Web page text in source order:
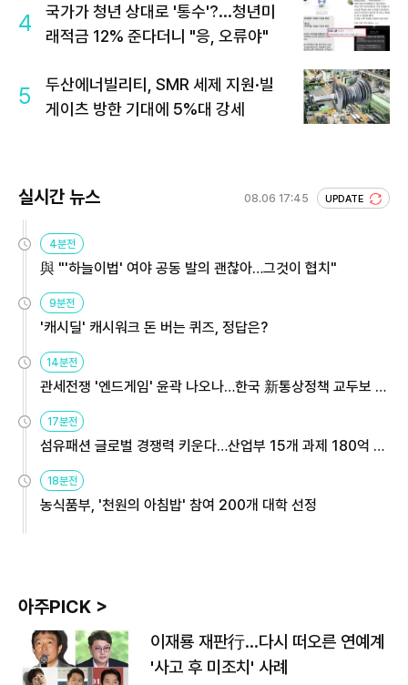
4
국가가 청년 상대로 '통수'?...청년미
래적금 12% 준다더니 "응, 오류야"
5
두산에너빌리티, SMR 세제 지원·빌
게이츠 방한 기대에 5%대 강세
실시간 뉴스 08.06 17:45 UPDATE
4분전
與 "'하늘이법' 여야 공동 발의 괜찮아…그것이 협치"
9분전
'캐시딜' 캐시워크 돈 버는 퀴즈, 정답은?
14분전
관세전쟁 '엔드게임' 윤곽 나오나…한국 新통상정책 교두보 활
용해야
17분전
섬유패션 글로벌 경쟁력 키운다…산업부 15개 과제 180억 지
원
18분전
농식품부, '천원의 아침밥' 참여 200개 대학 선정
아주PICK >
이재룡 재판行…다시 떠오른 연예계
'사고 후 미조치' 사례